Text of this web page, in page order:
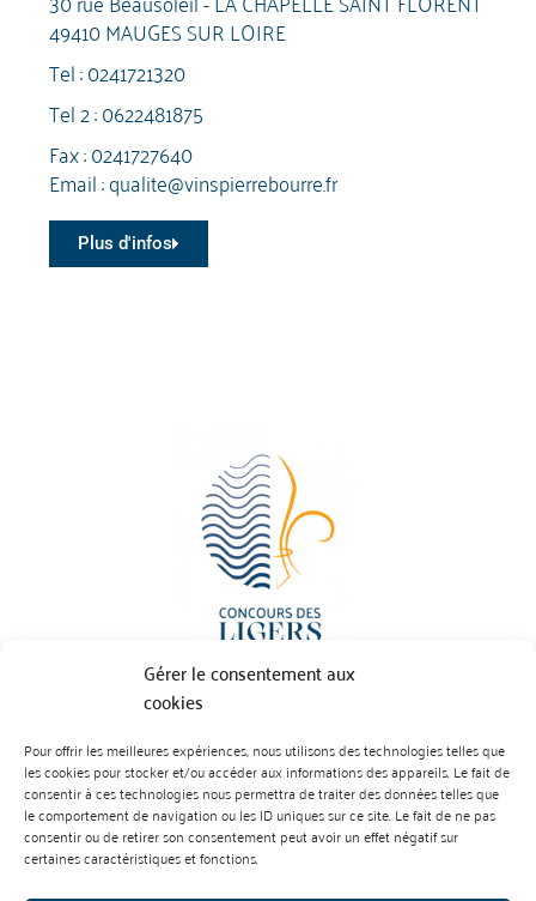
Gérer le consentement aux
cookies
Pour offrir les meilleures expériences, nous utilisons des technologies telles que
les cookies pour stocker et/ou accéder aux informations des appareils. Le fait de
consentir à ces technologies nous permettra de traiter des données telles que
le comportement de navigation ou les ID uniques sur ce site. Le fait de ne pas
consentir ou de retirer son consentement peut avoir un effet négatif sur
certaines caractéristiques et fonctions.
49410 MAUGES SUR LOIRE
Tel :0241721320
Tel 2 :0622481875
Fax : 0241727640
Email :qualite@vinspierrebourre.fr
Plus d'infos
BP 70023 - 49610 JUIGNE SUR LOIRE
Tél :07 88 99 01 07